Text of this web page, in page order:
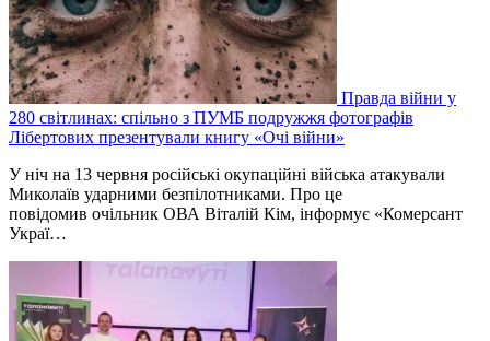
Правда війни у
280 світлинах: спільно з ПУМБ подружжя фотографів
Лібертових презентували книгу «Очі війни»
У ніч на 13 червня російські окупаційні війська атакували
Миколаїв ударними безпілотниками. Про це
повідомив очільник ОВА Віталій Кім, інформує «Комерсант
Украї…